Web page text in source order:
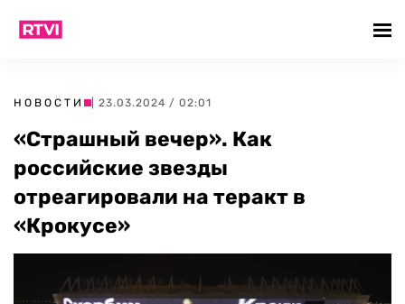
НОВОСТИ | 23.03.2024 / 02:01
«Страшный вечер». Как
российские звезды
отреагировали на теракт в
«Крокусе»